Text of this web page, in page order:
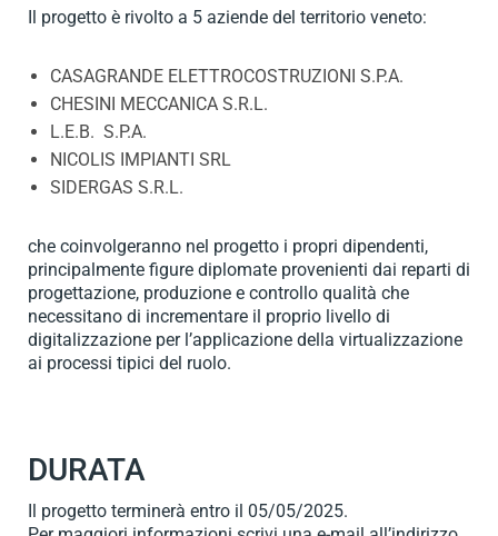
Il progetto è rivolto a 5 aziende del territorio veneto:
CASAGRANDE ELETTROCOSTRUZIONI S.P.A.
CHESINI MECCANICA S.R.L.
L.E.B. S.P.A.
NICOLIS IMPIANTI SRL
SIDERGAS S.R.L.
che coinvolgeranno nel progetto i propri dipendenti,
principalmente figure diplomate provenienti dai reparti di
progettazione, produzione e controllo qualità che
necessitano di incrementare il proprio livello di
digitalizzazione per l’applicazione della virtualizzazione
ai processi tipici del ruolo.
DURATA
Il progetto terminerà entro il 05/05/2025.